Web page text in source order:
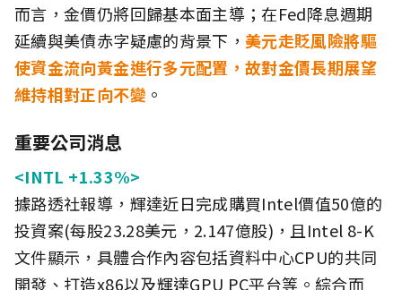
而言，金價仍將回歸基本面主導；在Fed降息週期
延續與美債赤字疑慮的背景下，美元走貶風險將驅
使資金流向黃金進行多元配置，故對金價長期展望
維持相對正向不變 。
重要公司消息
<INTL +1.33%>
據路透社報導，輝達近日完成購買Intel價值50億的
投資案(每股23.28美元，2.147億股)，且Intel 8-K
文件顯示，具體合作內容包括資料中心CPU的共同
開發、打造x86以及輝達GPU PC平台等。綜合而